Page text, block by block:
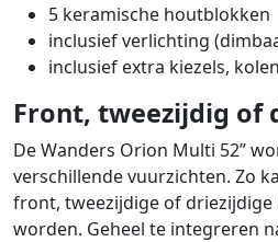
5 keramische houtblokken
inclusief verlichting
inclusief extra kiezels,
Front, tweezijdig of
De Wanders Orion Multi 52”
verschillende vuurzichten. Zo
front, tweezijdige of
worden. Geheel te integreren